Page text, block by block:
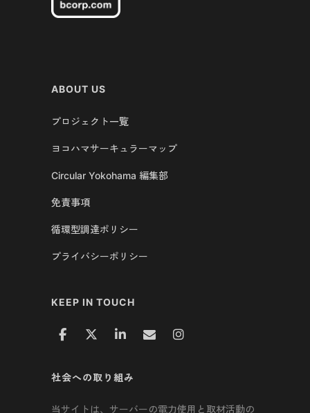
ABOUT US
プロジェクト一覧
ヨコハマサーキュラーマップ
Circular Yokohama 編集部
免責事項
循環型調達ポリシー
プライバシーポリシー
KEEP IN TOUCH
社会への取り組み
当サイトは、サーバーの電力使用と取材活動の